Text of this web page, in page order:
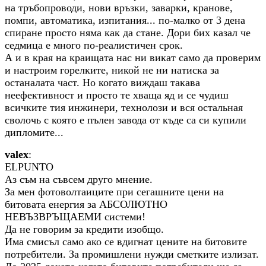
на тръбопроводи, нови връзки, заварки, кранове,
помпи, автоматика, изпитания... по-малко от 3 дена
спиране просто няма как да стане. Дори бих казал че
седмица е много по-реалистичен срок.
А и в края на краищата нас ни викат само да проверим
и настроим горелките, никой не ни натиска за
останалата част. Но когато виждаш такава
неефективност и просто те хваща яд и се чудиш
всичките тия инжинери, технолози и вся остальная
сволочь с която е пълен завода от къде са си купили
дипломите...
valex:
ELPUNTO
Аз съм на съвсем друго мнение.
За мен фотоволтаиците при сегашните цени на
битовата енергия за АБСОЛЮТНО
НЕВЪЗВРЪЩАЕМИ системи!
Да не говорим за кредити изобщо.
Има смисъл само ако се вдигнат цените на битовите
потребители. За промишлени нужди сметките излизат.